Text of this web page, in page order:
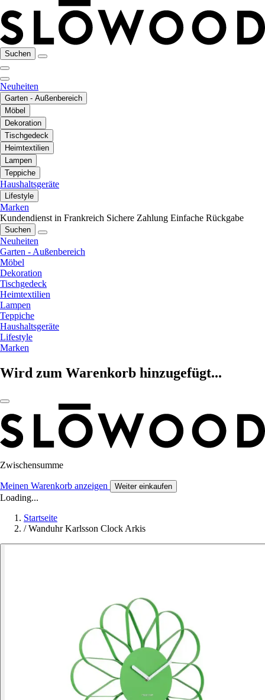
Suchen
Neuheiten
Garten - Außenbereich
Möbel
Dekoration
Tischgedeck
Heimtextilien
Lampen
Teppiche
Haushaltsgeräte
Lifestyle
Marken
Kundendienst in Frankreich Sichere Zahlung Einfache Rückgabe
Suchen
Neuheiten
Garten - Außenbereich
Möbel
Dekoration
Tischgedeck
Heimtextilien
Lampen
Teppiche
Haushaltsgeräte
Lifestyle
Marken
Wird zum Warenkorb hinzugefügt...
Zwischensumme
Meinen Warenkorb anzeigen Weiter einkaufen
Loading...
Startseite
/ Wanduhr Karlsson Clock Arkis